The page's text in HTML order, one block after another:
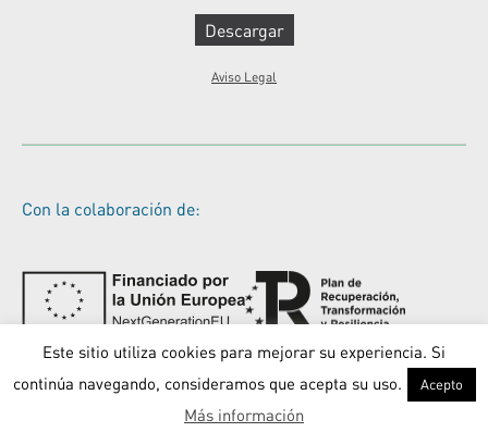
Descargar
Aviso Legal
Con la colaboración de:
Este sitio utiliza cookies para mejorar su experiencia. Si
continúa navegando, consideramos que acepta su uso.
Acepto
Más información